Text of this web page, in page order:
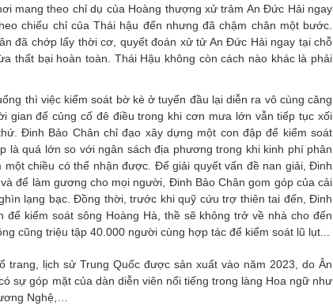
mang theo chỉ dụ của Hoàng thượng xử trảm An Đức Hải ngay
chiếu chỉ của Thái hậu đến nhưng đã chậm chân một bước.
đã chớp lấy thời cơ, quyết đoán xử tử An Đức Hải ngay tại chỗ
thất bại hoàn toàn. Thái Hậu không còn cách nào khác là phải
thì việc kiểm soát bờ kè ở tuyến đầu lại diễn ra vô cùng căng
gian để củng cố đê điều trong khi cơn mưa lớn vẫn tiếp tục xối
Đinh Bảo Chân chỉ đạo xây dựng một con đập để kiểm soát
là quá lớn so với ngân sách địa phương trong khi kinh phí phân
chiều có thể nhận được. Để giải quyết vấn đề nan giải, Đinh
để làm gương cho mọi người, Đinh Bảo Chân gom góp của cải
lạng bạc. Đồng thời, trước khi quỹ cứu trợ thiên tai đến, Đinh
để kiểm soát sông Hoàng Hà, thề sẽ không trở về nhà cho đến
cũng triệu tập 40.000 người cùng hợp tác để kiểm soát lũ lụt...
trang, lịch sử Trung Quốc được sản xuất vào năm 2023, do Ân
sự góp mặt của dàn diễn viên nổi tiếng trong làng Hoa ngữ như
Nghệ,…